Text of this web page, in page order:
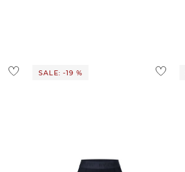
Ausland findest duhier
SALE: -19 %